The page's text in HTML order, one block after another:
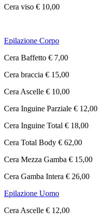
Cera viso € 10,00
Epilazione Corpo
Cera Baffetto € 7,00
Cera braccia € 15,00
Cera Ascelle € 10,00
Cera Inguine Parziale € 12,00
Cera Inguine Total € 18,00
Cera Total Body € 62,00
Cera Mezza Gamba € 15,00
Cera Gamba Intera € 26,00
Epilazione Uomo
Cera Ascelle € 12,00